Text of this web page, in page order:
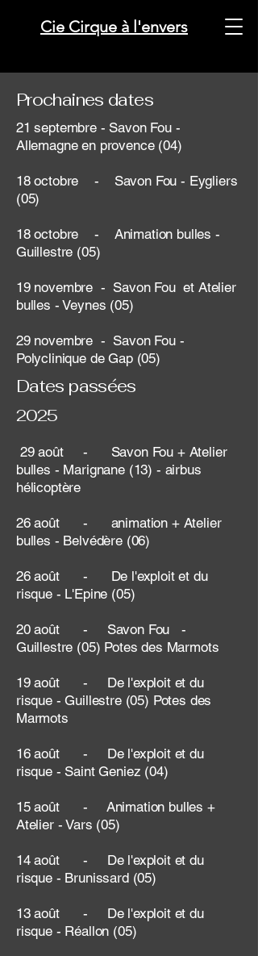
Cie Cirque à l'envers
Prochaines dates
21 septembre - Savon Fou -
Allemagne en provence (04)
18 octobre - Savon Fou - Eygliers
(05)
18 octobre - Animation bulles -
Guillestre (05)
19 novembre - Savon Fou et Atelier
bulles - Veynes (05)
29 novembre - Savon Fou -
Polyclinique de Gap (05)
Dates passées
2025
29 août - Savon Fou + Atelier
bulles - Marignane (13) - airbus
hélicoptère
26 août - animation + Atelier
bulles - Belvédère (06)
26 août - De l'exploit et du
risque - L'Epine (05)
20 août - Savon Fou -
Guillestre (05) Potes des Marmots
19 août - De l'exploit et du
risque - Guillestre (05) Potes des
Marmots
16 août - De l'exploit et du
risque - Saint Geniez (04)
15 août - Animation bulles +
Atelier - Vars (05)
14 août - De l'exploit et du
risque - Brunissard (05)
13 août - De l'exploit et du
risque - Réallon (05)